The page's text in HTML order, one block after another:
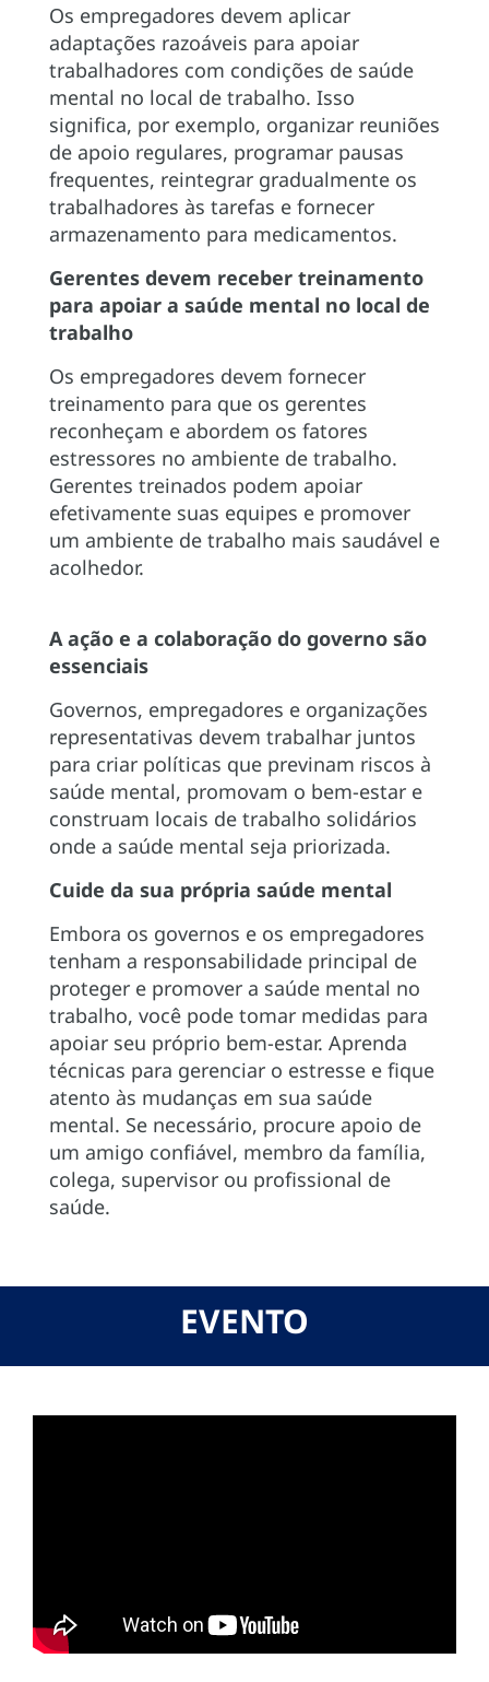
Os empregadores devem aplicar
adaptações razoáveis para apoiar
trabalhadores com condições de saúde
mental no local de trabalho. Isso
significa, por exemplo, organizar reuniões
de apoio regulares, programar pausas
frequentes, reintegrar gradualmente os
trabalhadores às tarefas e fornecer
armazenamento para medicamentos.
Gerentes devem receber treinamento
para apoiar a saúde mental no local de
trabalho
Os empregadores devem fornecer
treinamento para que os gerentes
reconheçam e abordem os fatores
estressores no ambiente de trabalho.
Gerentes treinados podem apoiar
efetivamente suas equipes e promover
um ambiente de trabalho mais saudável e
acolhedor.
A ação e a colaboração do governo são
essenciais
Governos, empregadores e organizações
representativas devem trabalhar juntos
para criar políticas que previnam riscos à
saúde mental, promovam o bem-estar e
construam locais de trabalho solidários
onde a saúde mental seja priorizada.
Cuide da sua própria saúde mental
Embora os governos e os empregadores
tenham a responsabilidade principal de
proteger e promover a saúde mental no
trabalho, você pode tomar medidas para
apoiar seu próprio bem-estar. Aprenda
técnicas para gerenciar o estresse e fique
atento às mudanças em sua saúde
mental. Se necessário, procure apoio de
um amigo confiável, membro da família,
colega, supervisor ou profissional de
saúde.
EVENTO